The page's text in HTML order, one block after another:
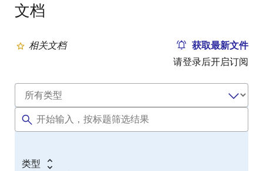
文档
相关文档
获取最新文件
请登录后开启订阅
类型